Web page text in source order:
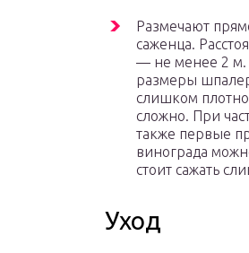
Размечают
саженца.
— не менее 2 м.
размеры
слишком плотно
сложно. При
также первые
винограда
стоит сажать
Уход